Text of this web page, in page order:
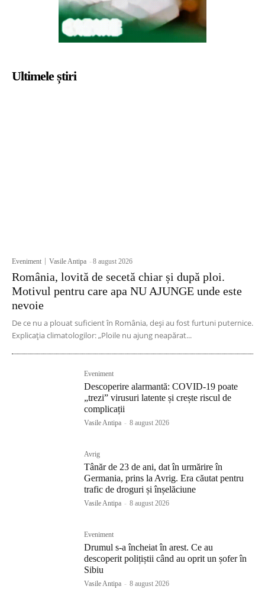
Ultimele știri
Eveniment Vasile Antipa -8 august 2026
România, lovită de secetă chiar și după ploi.
Motivul pentru care apa NU AJUNGE unde este
nevoie
De ce nu a plouat suficient în România, deși au fost furtuni puternice.
Explicația climatologilor: „Ploile nu ajung neapărat...
Eveniment
Descoperire alarmantă: COVID-19 poate
„trezi” virusuri latente și crește riscul de
complicații
Vasile Antipa - 8 august 2026
Avrig
Tânăr de 23 de ani, dat în urmărire în
Germania, prins la Avrig. Era căutat pentru
trafic de droguri și înșelăciune
Vasile Antipa - 8 august 2026
Eveniment
Drumul s-a încheiat în arest. Ce au
descoperit polițiștii când au oprit un șofer în
Sibiu
Vasile Antipa - 8 august 2026